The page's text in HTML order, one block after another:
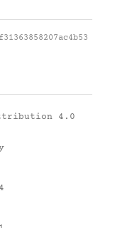
4.0